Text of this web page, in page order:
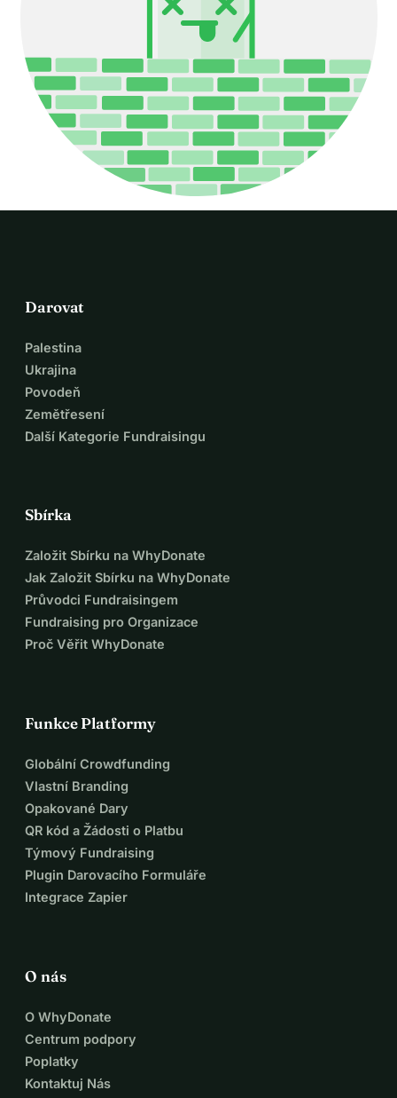
Darovat
Palestina
Ukrajina
Povodeň
Zemětřesení
Další Kategorie Fundraisingu
Sbírka
Založit Sbírku na WhyDonate
Jak Založit Sbírku na WhyDonate
Průvodci Fundraisingem
Fundraising pro Organizace
Proč Věřit WhyDonate
Funkce Platformy
Globální Crowdfunding
Vlastní Branding
Opakované Dary
QR kód a Žádosti o Platbu
Týmový Fundraising
Plugin Darovacího Formuláře
Integrace Zapier
O nás
O WhyDonate
Centrum podpory
Poplatky
Kontaktuj Nás